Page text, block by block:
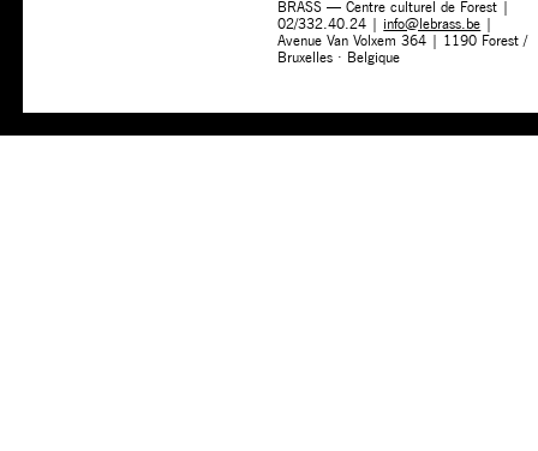
BRASS — Centre culturel de Forest |
02/332.40.24 | info@lebrass.be |
Avenue Van Volxem 364 | 1190 Forest /
Bruxelles · Belgique